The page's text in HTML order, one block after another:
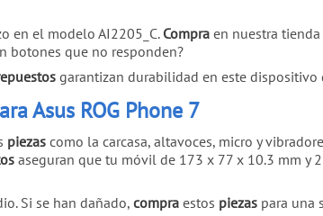
en el modelo AI2205_C. Compra en nuestra
botones que no responden?
garantizan durabilidad en este dispositivo
Asus ROG Phone 7
piezas como la carcasa, altavoces, micro y
aseguran que tu móvil de 173 x 77 x 10.3 mm y
Si se han dañado, compra estos piezas para una